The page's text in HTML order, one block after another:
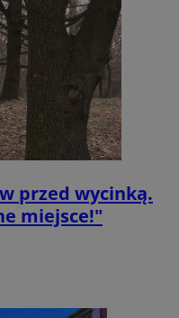
przed wycinką.
miejsce!"